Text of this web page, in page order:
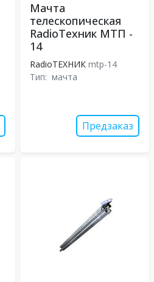
Мачта
телескопическая
RadioТехник МТП -
14
RadioТЕХНИК mtp-14
Тип: мачта
Предзаказ